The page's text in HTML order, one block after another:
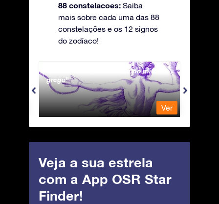
88 constelacoes: Saiba
mais sobre cada uma das 88
constelações e os 12 signos
do zodíaco!
Andromeda - A Princesa do mito
grego
Ver
Veja a sua estrela
com a App OSR Star
Finder!